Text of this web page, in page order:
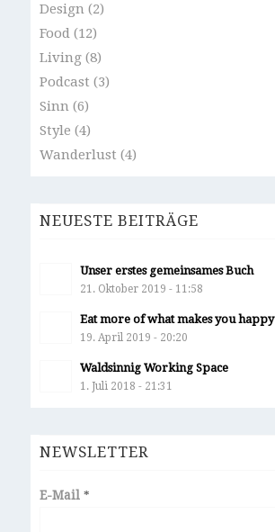
Design (2)
Food (12)
Living(8)
Podcast (3)
Sinn (6)
Style (4)
Wanderlust (4)
NEUESTE BEITRÄGE
Unser erstes gemeinsames Buch
21. Oktober 2019 - 11:58
Eat more of what makes you happy
19. April 2019 - 20:20
Waldsinnig Working Space
1. Juli 2018 - 21:31
NEWSLETTER
E-Mail *